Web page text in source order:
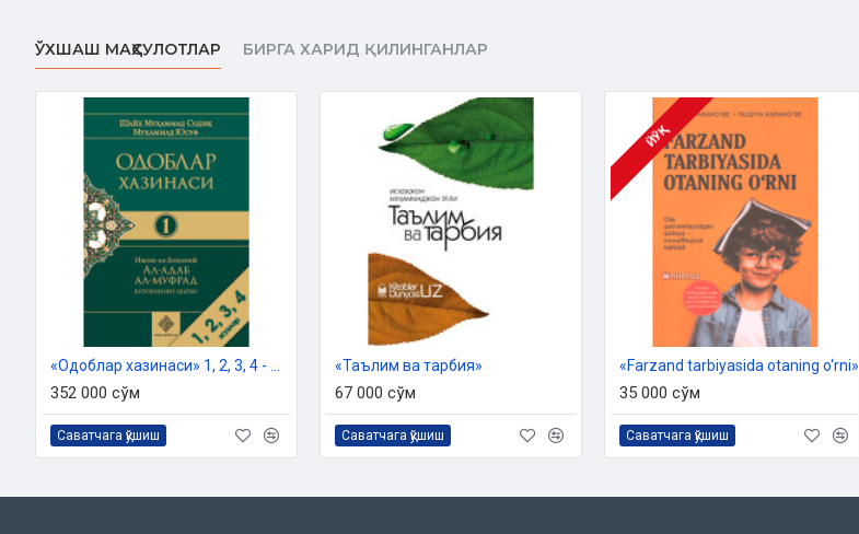
кўп маълумотларга эга бўлдик. Кейинроқ эса буларни саралаб, ривоятларни ҳикоя ҳолига
соллаллоҳу алайҳи васаллам ва у зотнинг болаларга муносабатлари ҳақидаги асли йўқ
ривоятлардан фойдаланмадик. Чунки Пайғамбаримиз соллаллоҳу алайҳи васалламни севишимиз
ва у зотни ҳаёт раҳбаримизга айлантириш учун уйдирма ривоятларга эҳтиёжимиз йўқ.
Иймон келтириш бахтини бизларга муяссар қилган Роббимизга ҳамдлар бўлсин. Яратган Зот
билан ўртамизда элчи бўлган Муҳаммад соллаллоҳу алайҳи васалламга салому дурудлар бўлсин.
Аллоҳнинг изни билан, бу асар охират сармояси ўлароқ амал дафтаримиздан жой олсин.
Анбиё Йилдирим
Муаллиф:
Анбиё Йилдирим
Таржимонлар:
Мухлиса Козимий, Моҳинабону Бердалиева, Ситора Нарзуллаева
«Hilol-Nashr» нашриёт-матбааси
Ҳажми:112 бет
Сана:2024 йил
Ўлчами:60×84 1/16 ‎
ЎХШАШ МАҲСУЛОТЛАР БИРГА ХАРИД ҚИЛИНГАНЛАР
352 000 сўм
Саватчага қўшиш
«Таълим ва тарбия»
67 000 сўм
Саватчага қўшиш
ЙЎҚ
«Farzand tarbiyasida otaning o‘rni»
35 000 сўм
Саватчага қўшиш